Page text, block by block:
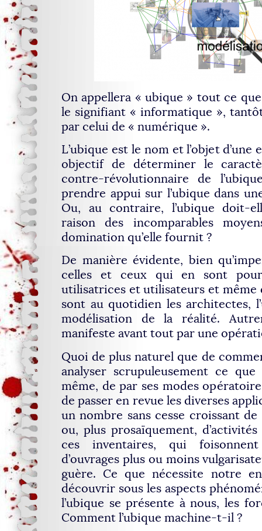
On appellera « ubique » tout ce
le signifiant « informatique »,
par celui de « numérique ».
L’ubique est le nom et l’objet
objectif de déterminer le
contre-révolutionnaire de
prendre appui sur l’ubique dans
Ou, au contraire, l’ubique doit-
raison des incomparables
domination qu’elle fournit ?
De manière évidente, bien
celles et ceux qui en sont
utilisatrices et utilisateurs et même
sont au quotidien les architectes,
modélisation de la réalité.
manifeste avant tout par une
Quoi de plus naturel que de
analyser scrupuleusement ce que
même, de par ses modes
de passer en revue les diverses
un nombre sans cesse croissant
ou, plus prosaïquement,
ces inventaires, qui
d’ouvrages plus ou moins
guère. Ce que nécessite notre
découvrir sous les aspects
l’ubique se présente à nous, les
Comment l’ubique machine-t-il ?